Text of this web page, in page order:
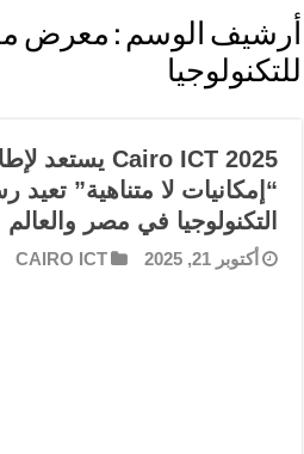
أرشيف الوسم : معرض
للتكنولوجيا
“إمكانيات لا متناهية”
التكنولوجيا في مصر والعالم
أكتوبر 21, 2025 CAIRO ICT